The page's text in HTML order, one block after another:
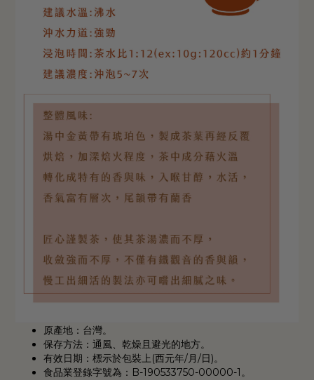
原產地：台灣。
保存方法：通風、乾燥且避光的地方。
有效日期：標示於包裝上(西元年/月/日)。
食品業登錄字號為：B-190533750-00000-1。